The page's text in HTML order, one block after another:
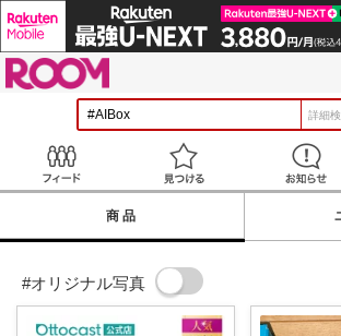
詳細
見つける
商品
#オリジナル写真